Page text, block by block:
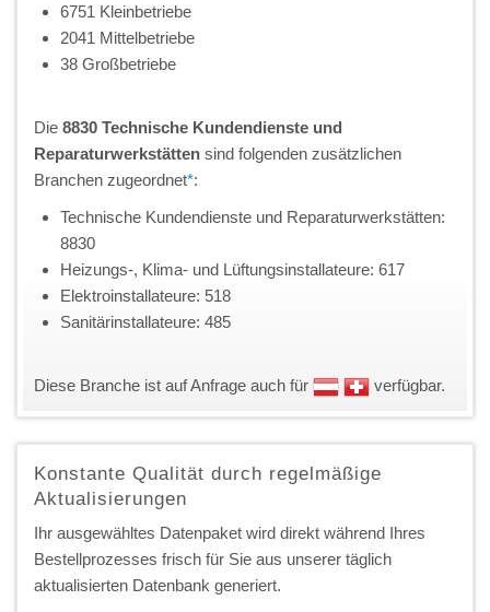
6751 Kleinbetriebe
2041 Mittelbetriebe
38 Großbetriebe
Die 8830 Technische Kundendienste und
Reparaturwerkstätten sind folgenden zusätzlichen
Branchen zugeordnet*:
Technische Kundendienste und Reparaturwerkstätten:
8830
Heizungs-, Klima- und Lüftungsinstallateure: 617
Elektroinstallateure: 518
Sanitärinstallateure: 485
Diese Branche ist auf Anfrage auch für verfügbar.
Konstante Qualität durch regelmäßige
Aktualisierungen
Ihr ausgewähltes Datenpaket wird direkt während Ihres
Bestellprozesses frisch für Sie aus unserer täglich
aktualisierten Datenbank generiert.